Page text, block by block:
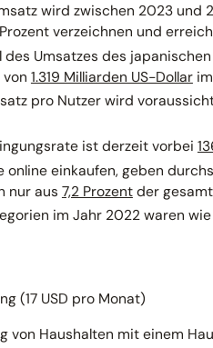
wird zwischen 2023
verzeichnen und
Umsatzes des
1.319 Milliarden US-Dollarim
pro Nutzer wird
ist derzeit vorbei
online einkaufen, geben
nur aus 7,2 Prozentder
im Jahr 2022 waren
(17 USD pro Monat)
von Haushalten mit einem